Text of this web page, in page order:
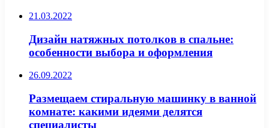
21.03.2022
Дизайн натяжных потолков в спальне:
особенности выбора и оформления
26.09.2022
Размещаем стиральную машинку в ванной
комнате: какими идеями делятся
специалисты